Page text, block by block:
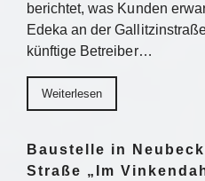
berichtet, was Kunden
Edeka an der
künftige Betreiber…
Weiterlesen
Baustelle in
Straße „Im